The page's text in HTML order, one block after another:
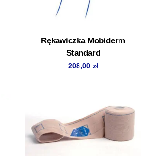
Rękawiczka Mobiderm
Standard
208,00 zł